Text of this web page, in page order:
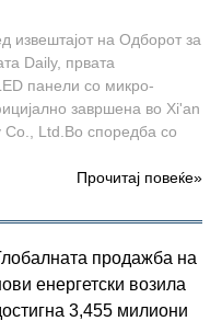
извештајот на Одборот за
Daily, првата
панели со микро-
завршена во Xi'an
Ltd.Во споредба со
Прочитај повеќе»
продажба на
енергетски возила
3,455 милиони